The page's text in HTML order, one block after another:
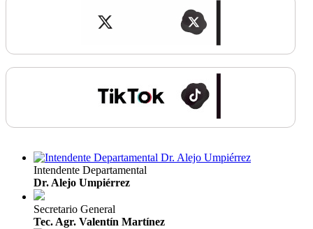
Intendente Departamental
Dr. Alejo Umpiérrez
Secretario General
Tec. Agr. Valentín Martínez